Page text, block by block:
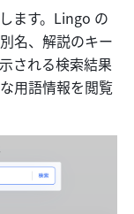
ます。Lingo の
名、解説のキー
される検索結果
用語情報を閲覧